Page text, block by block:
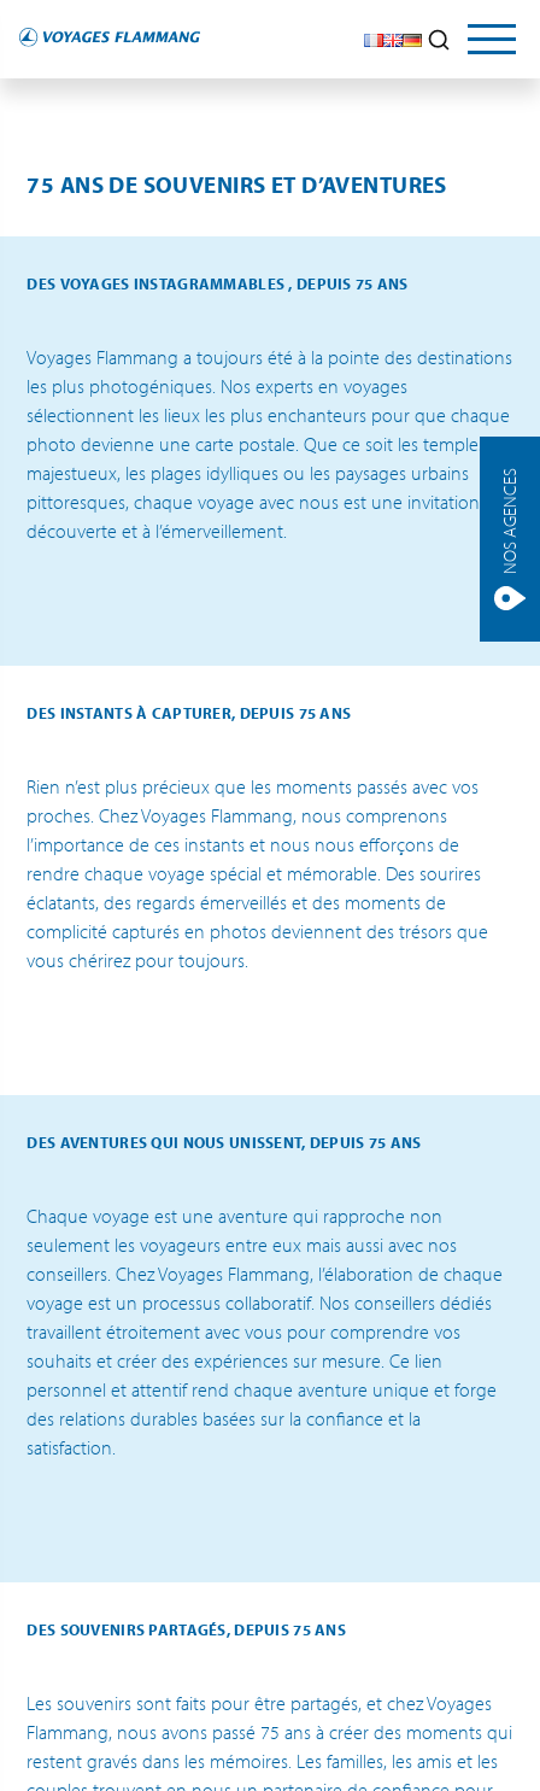
NOS AGENCES
75 ANS DE SOUVENIRS ET D’AVENTURES
DES VOYAGES INSTAGRAMMABLES , DEPUIS 75 ANS
Voyages Flammang a toujours été à la pointe des destinations
les plus photogéniques. Nos experts en voyages
sélectionnent les lieux les plus enchanteurs pour que chaque
photo devienne une carte postale. Que ce soit les temples
majestueux, les plages idylliques ou les paysages urbains
pittoresques, chaque voyage avec nous est une invitation à la
découverte et à l’émerveillement.
DES INSTANTS À CAPTURER, DEPUIS 75 ANS
Rien n’est plus précieux que les moments passés avec vos
proches. Chez Voyages Flammang, nous comprenons
l’importance de ces instants et nous nous efforçons de
rendre chaque voyage spécial et mémorable. Des sourires
éclatants, des regards émerveillés et des moments de
complicité capturés en photos deviennent des trésors que
vous chérirez pour toujours.
DES AVENTURES QUI NOUS UNISSENT, DEPUIS 75 ANS
Chaque voyage est une aventure qui rapproche non
seulement les voyageurs entre eux mais aussi avec nos
conseillers. Chez Voyages Flammang, l’élaboration de chaque
voyage est un processus collaboratif. Nos conseillers dédiés
travaillent étroitement avec vous pour comprendre vos
souhaits et créer des expériences sur mesure. Ce lien
personnel et attentif rend chaque aventure unique et forge
des relations durables basées sur la confiance et la
satisfaction.
DES SOUVENIRS PARTAGÉS, DEPUIS 75 ANS
Les souvenirs sont faits pour être partagés, et chez Voyages
Flammang, nous avons passé 75 ans à créer des moments qui
restent gravés dans les mémoires. Les familles, les amis et les